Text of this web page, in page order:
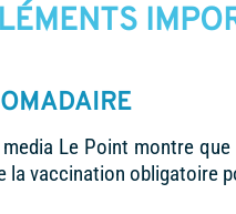
Le Point montre
la vaccination obligatoire